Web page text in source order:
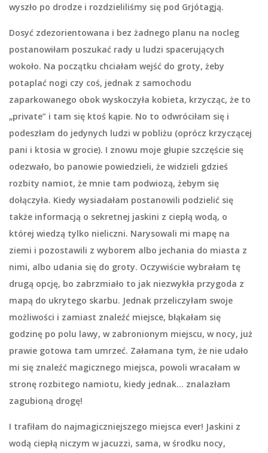
wyszło po drodze i rozdzieliliśmy się pod Grjótagją.
Dosyć zdezorientowana i bez żadnego planu na nocleg
postanowiłam poszukać rady u ludzi spacerujących
wokoło. Na początku chciałam wejść do groty, żeby
potaplać nogi czy coś, jednak z samochodu
zaparkowanego obok wyskoczyła kobieta, krzycząc, że to
„private” i tam się ktoś kąpie. No to odwróciłam się i
podeszłam do jedynych ludzi w pobliżu (oprócz krzyczącej
pani i ktosia w grocie). I znowu moje głupie szczęście się
odezwało, bo panowie powiedzieli, że widzieli gdzieś
rozbity namiot, że mnie tam podwiozą, żebym się
dołączyła. Kiedy wysiadałam postanowili podzielić się
także informacją o sekretnej jaskini z ciepłą wodą, o
której wiedzą tylko nieliczni. Narysowali mi mapę na
ziemi i pozostawili z wyborem albo jechania do miasta z
nimi, albo udania się do groty. Oczywiście wybrałam tę
drugą opcję, bo zabrzmiało to jak niezwykła przygoda z
mapą do ukrytego skarbu. Jednak przeliczyłam swoje
możliwości i zamiast znaleźć miejsce, błąkałam się
godzinę po polu lawy, w zabronionym miejscu, w nocy, już
prawie gotowa tam umrzeć. Załamana tym, że nie udało
mi się znaleźć magicznego miejsca, powoli wracałam w
stronę rozbitego namiotu, kiedy jednak… znalazłam
zagubioną drogę!
I trafiłam do najmagiczniejszego miejsca ever! Jaskini z
wodą ciepłą niczym w jacuzzi, sama, w środku nocy,